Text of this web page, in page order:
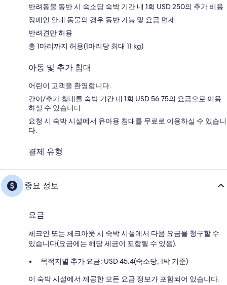
반려동물 동반 시 숙소당 숙박 기간 내 1회 USD 250의 추가 비용
장애인 안내 동물의 경우 동반 가능 및 요금 면제
반려견만 허용
총 1마리까지 허용(1마리당 최대 11 kg)
아동 및 추가 침대
어린이 고객을 환영합니다.
간이/추가 침대를 숙박 기간 내 1회 USD 56.75의 요금으로 이용
하실 수 있습니다.
요청 시 숙박 시설에서 유아용 침대를 무료로 이용하실 수 있습니
다.
결제 유형
중요 정보
요금
체크인 또는 체크아웃 시 숙박 시설에서 다음 요금을 청구할 수
있습니다(요금에는 해당 세금이 포함될 수 있음).
목적지별 추가 요금: USD 45.4(숙소당, 1박 기준)
이 숙박 시설에서 제공한 모든 요금 정보가 포함되어 있습니다.